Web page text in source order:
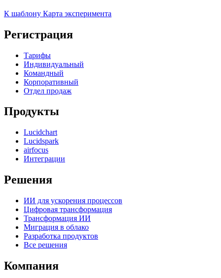
К шаблону Карта эксперимента
Регистрация
Тарифы
Индивидуальный
Командный
Корпоративный
Отдел продаж
Продукты
Lucidchart
Lucidspark
airfocus
Интеграции
Решения
ИИ для ускорения процессов
Цифровая трансформация
Трансформация ИИ
Миграция в облако
Разработка продуктов
Все решения
Компания